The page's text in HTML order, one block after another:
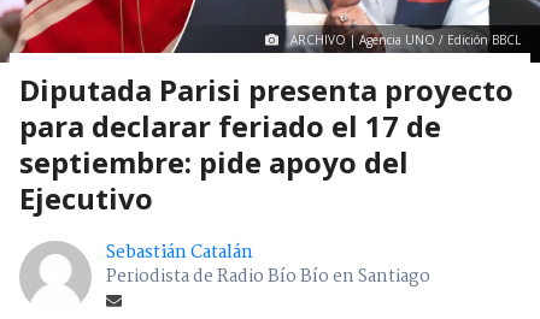
ARCHIVO | Agencia UNO / Edición BBCL
Diputada Parisi presenta proyecto
para declarar feriado el 17 de
septiembre: pide apoyo del
Ejecutivo
Sebastián Catalán
Periodista de Radio Bío Bío en Santiago